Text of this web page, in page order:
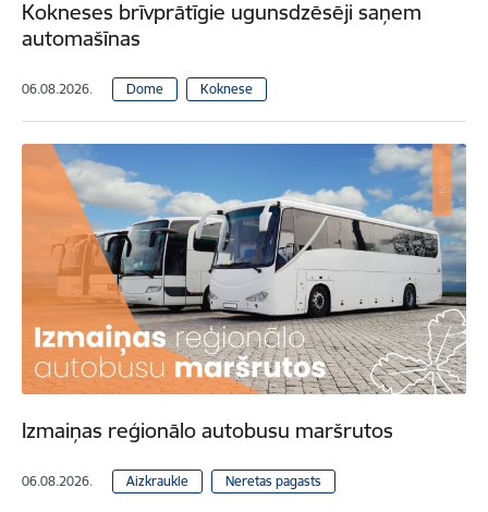
Kokneses brīvprātīgie ugunsdzēsēji saņem
automašīnas
06.08.2026. Dome Koknese
Izmaiņas reģionālo autobusu maršrutos
06.08.2026. Aizkraukle Neretas pagasts